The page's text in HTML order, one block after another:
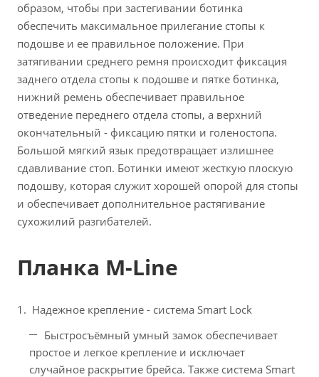
образом, чтобы при застегивании ботинка
обеспечить максимальное прилегание стопы к
подошве и ее правильное положение. При
затягивании среднего ремня происходит фиксация
заднего отдела стопы к подошве и пятке ботинка,
нижний ремень обеспечивает правильное
отведение переднего отдела стопы, а верхний
окончательный - фиксацию пятки и голеностопа.
Большой мягкий язык предотвращает излишнее
сдавливание стоп. Ботинки имеют жесткую плоскую
подошву, которая служит хорошей опорой для стопы
и обеспечивает дополнительное растягивание
сухожилий разгибателей.
Планка M-Line
Надежное крепление - система Smart Lock
Быстросъёмный умный замок обеспечивает
простое и легкое крепление и исключает
случайное раскрытие брейса. Также система Smart